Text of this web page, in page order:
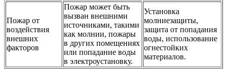
Пожар от
воздействия
внешних
факторов
Пожар может быть
вызван внешними
источниками, такими
как молнии, пожары
в других помещениях
или попадание воды
в электроустановку.
Установка
молниезащиты,
защита от попадания
воды, использование
огнестойких
материалов.